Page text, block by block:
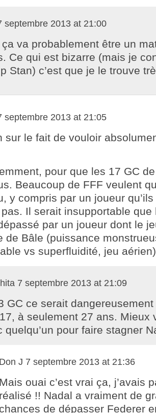
septembre 2013 at 21:00
va probablement être un
Ce qui est bizarre (mais je
Stan) c’est que je le trouve
septembre 2013 at 21:05
sur le fait de vouloir
pour que les 17 GC
Beaucoup de FFF veulent
y compris par un joueur qu’ils
Il serait insupportable
par un joueur dont le
de Bâle (puissance
vs superfluidité, jeu aérien)
7 septembre 2013 at 21:09
GC ce serait
à seulement 27 ans. Mieux
quelqu’un pour faire stagner
Don J 7 septembre 2013 at 21:36
Mais ouai c’est vrai ça, j’avais
réalisé !! Nadal a vraiment de
chances de dépasser Federer